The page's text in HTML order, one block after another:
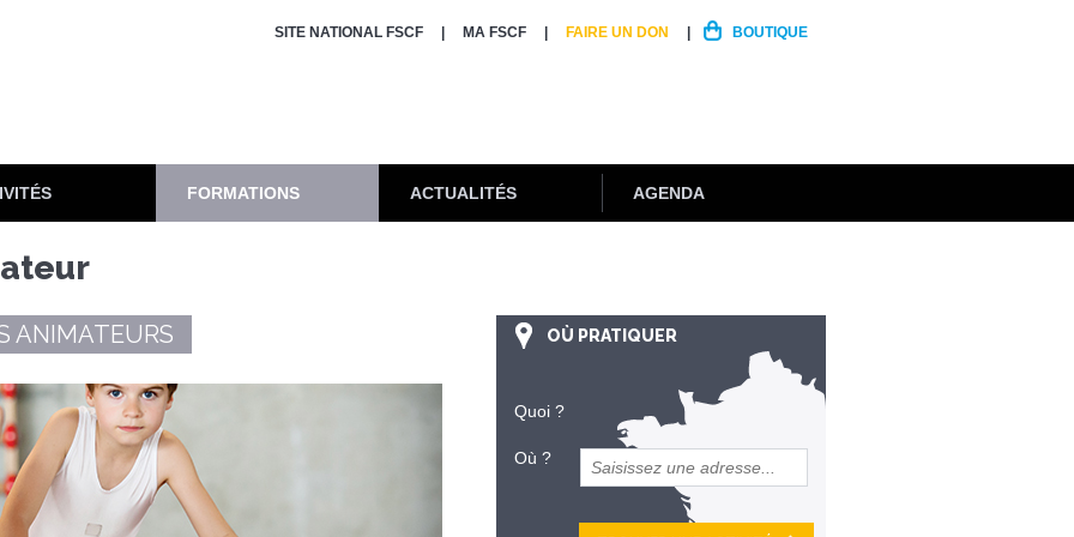
SITE NATIONAL FSCF MA FSCF FAIRE UN DON BOUTIQUE
FORMATIONS ACTUALITÉS AGENDA
ANIMATEURS OÙ PRATIQUER
Quoi ?
Où ?
et